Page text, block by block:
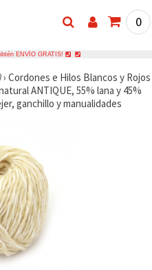
0
ENVÍO GRATIS!
› Cordones e Hilos Blancos y Rojos
ANTIQUE, 55% lana y 45%
ganchillo y manualidades